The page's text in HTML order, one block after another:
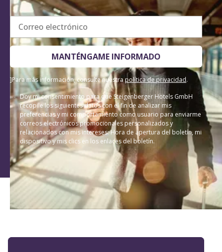
Correo electrónico
MANTÉNGAME INFORMADO
]Para más información, consulte nuestrapolítica de privacidad.
Doy mi consentimiento para que Steigenberger Hotels GmbH
recopile los siguientes datos con el fin de analizar mis
preferencias y mi comportamiento como usuario para enviarme
correos electrónicos promocionales personalizados y
relacionados con mis intereses: Hora de apertura del boletín, mi
dispositivo y mis clics en los enlaces del boletín.